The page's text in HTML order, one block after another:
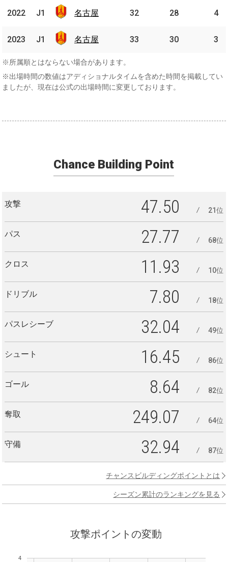
2022 J1
名古
屋
32 28 4
2023 J1
名古
屋
33 30 3
2022 J1 名古屋
2023 J1 名古屋
※所属順とはならない場合があります。
※出場時間の数値はアディショナルタイムを含めた時間を掲載してい
ましたが、現在は公式の出場時間に変更しております。
Chance Building Point
攻撃 47.50 21位
パス 27.77 68位
クロス 11.93 10位
ドリブル 7.80 18位
パスレシーブ 32.04 49位
シュート 16.45 86位
ゴール 8.64 82位
奪取 249.07 64位
守備 32.94 87位
チャンスビルディングポイントとは
シーズン累計のランキングを見る
攻撃ポイントの変動
4